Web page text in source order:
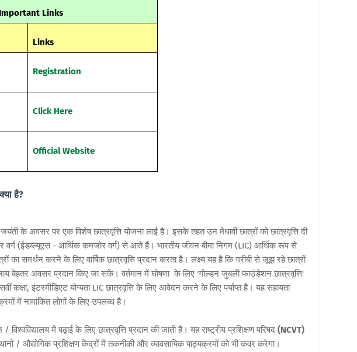
Important Links
Links
Registration
Click Here
Official Website
है?
के अवसर पर एक विशेष छात्रवृत्ति योजना लाई है। इसके तहत उन मेधावी छात्रों को छात्रवृत्ति दी
वर्ग (ईडब्ल्यूएस - आर्थिक कमजोर वर्ग) से आते हैं। भारतीय जीवन बीमा निगम (LIC) आर्थिक रूप से
का समर्थन करने के लिए वार्षिक छात्रवृत्ति प्रदान करता है। लक्ष्य यह है कि गरीबी से जूझ रहे छात्रों
बेहतर अवसर प्रदान किए जा सकें। वर्तमान में घोषणा के लिए 'गोल्डन जुबली फाउंडेशन छात्रवृत्ति'
कक्षा, इंटरमीडिएट योग्यता LIC छात्रवृत्ति के लिए आवेदन करने के लिए पर्याप्त है। यह सहायता
में नामांकित लोगों के लिए उपलब्ध है।
में पढ़ाई के लिए छात्रवृत्ति प्रदान की जाती है। यह राष्ट्रीय प्रशिक्षण परिषद (NCVT)
/ औद्योगिक प्रशिक्षण केंद्रों में तकनीकी और व्यावसायिक पाठ्यक्रमों को भी कवर करेगा।